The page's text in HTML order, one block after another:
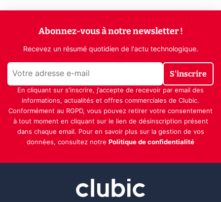
Abonnez-vous à notre newsletter !
Recevez un résumé quotidien de l'actu technologique.
S'inscrire
En cliquant sur s'inscrire, j’accepte de recevoir par email des
informations, actualités et offres commerciales de Clubic.
Conformément au RGPD, vous pouvez retirer votre consentement
à tout moment en cliquant sur le lien de désinscription présent
dans chaque email. Pour en savoir plus sur la gestion de vos
données, consultez notre Politique de confidentialité